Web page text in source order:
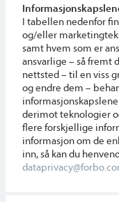
I tabellen nedenfor
og/eller
samt hvem som er
ansvarlige – så fremt
nettsted – til en viss
og endre dem –
derimot teknologier
flere forskjellige
informasjon om de
inn, så kan du